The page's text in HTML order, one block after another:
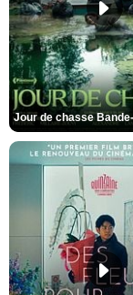
Jour de chasse